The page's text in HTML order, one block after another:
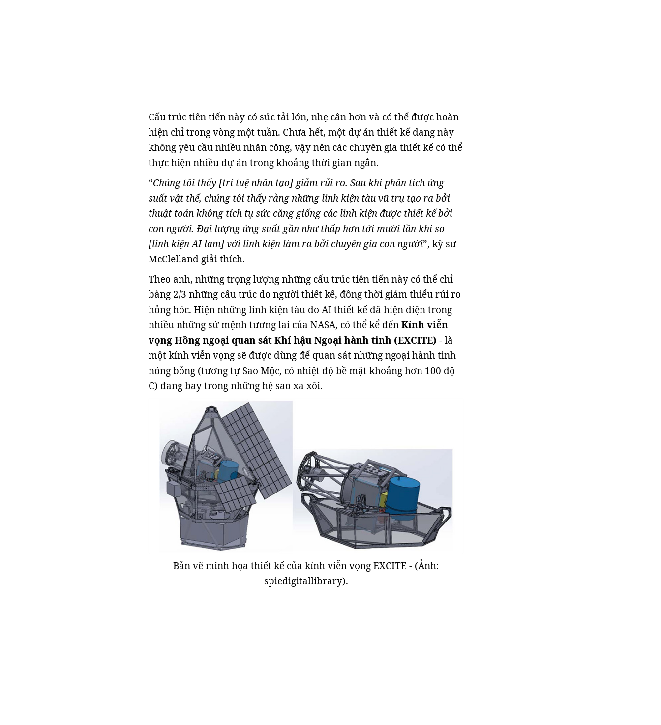
Cấu trúc tiên tiến này có sức tải lớn, nhẹ cân hơn và có thể được hoàn
hiện chỉ trong vòng một tuần. Chưa hết, một dự án thiết kế dạng này
không yêu cầu nhiều nhân công, vậy nên các chuyên gia thiết kế có thể
thực hiện nhiều dự án trong khoảng thời gian ngắn.
“Chúng tôi thấy [trí tuệ nhân tạo] giảm rủi ro. Sau khi phân tích ứng
suất vật thể, chúng tôi thấy rằng những linh kiện tàu vũ trụ tạo ra bởi
thuật toán không tích tụ sức căng giống các linh kiện được thiết kế bởi
con người. Đại lượng ứng suất gần như thấp hơn tới mười lần khi so
[linh kiện AI làm] với linh kiện làm ra bởi chuyên gia con người”, kỹ sư
McClelland giải thích.
Theo anh, những trọng lượng những cấu trúc tiên tiến này có thể chỉ
bằng 2/3 những cấu trúc do người thiết kế, đồng thời giảm thiểu rủi ro
hỏng hóc. Hiện những linh kiện tàu do AI thiết kế đã hiện diện trong
nhiều những sứ mệnh tương lai của NASA, có thể kể đếnKính viễn
vọng Hồng ngoại quan sát Khí hậu Ngoại hành tinh (EXCITE) - là
một kính viễn vọng sẽ được dùng để quan sát những ngoại hành tinh
nóng bỏng (tương tự Sao Mộc, có nhiệt độ bề mặt khoảng hơn 100 độ
C) đang bay trong những hệ sao xa xôi.
Bản vẽ minh họa thiết kế của kính viễn vọng EXCITE - (Ảnh:
spiedigitallibrary).